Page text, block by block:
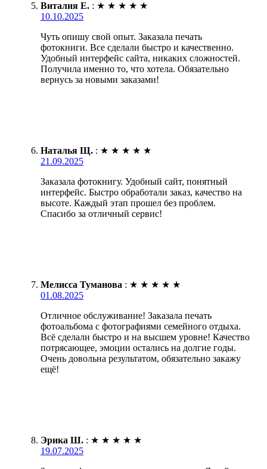
Виталия Е. : ★ ★ ★ ★ ★
10.10.2025
Чуть опишу свой опыт. Заказала печать
фотокниги. Все сделали быстро и качественно.
Удобный интерфейс сайта, никаких сложностей.
Получила именно то, что хотела. Обязательно
вернусь за новыми заказами!
Наталья Щ. : ★ ★ ★ ★ ★
21.09.2025
Заказала фотокнигу. Удобный сайт, понятный
интерфейс. Быстро обработали заказ, качество на
высоте. Каждый этап прошел без проблем.
Спасибо за отличный сервис!
Мелисса Туманова : ★ ★ ★ ★ ★
01.08.2025
Отличное обслуживание! Заказала печать
фотоальбома с фотографиями семейного отдыха.
Всё сделали быстро и на высшем уровне! Качество
потрясающее, эмоции остались на долгие годы.
Очень довольна результатом, обязательно закажу
ещё!
Эрика Ш. : ★ ★ ★ ★ ★
19.07.2025